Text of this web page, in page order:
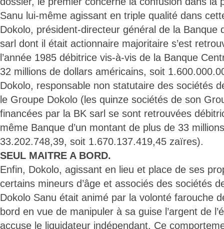
Sanu lui-même agissant en triple qualité dans
Dokolo, président-directeur général de la Banque
sarl dont il était actionnaire majoritaire s’est
l’année 1985 débitrice vis-à-vis de la Banque
32 millions de dollars américains, soit
Dokolo, responsable non statutaire des sociétés
le Groupe Dokolo (les quinze sociétés de son
financées par la BK sarl se sont retrouvées
même Banque d’un montant de plus de 33
33.202.748,39, soit 1.670.137.419,45 zaïres).
SEUL MAITRE A BORD.
Enfin, Dokolo, agissant en lieu et place de ses
certains mineurs d’âge et associés des sociétés
Dokolo Sanu était animé par la volonté farouche
bord en vue de manipuler à sa guise l’argent de
accuse le liquidateur indépendant. Ce